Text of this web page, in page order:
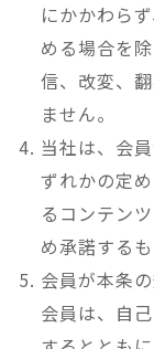
にかかわら
める場合を
信、改変、
ません。
当社は、会
ずれかの定
るコンテン
め承諾するも
会員が本条
会員は、自